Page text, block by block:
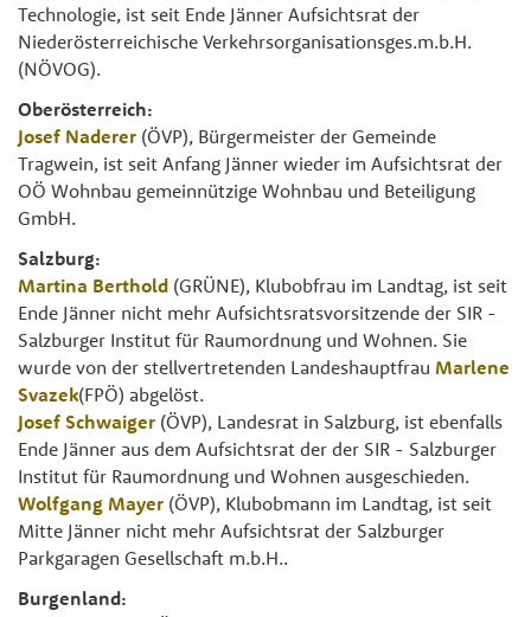
Technologie, ist seit Ende Jänner Aufsichtsrat der
Niederösterreichische Verkehrsorganisationsges.m.b.H.
(NÖVOG).
Oberösterreich:
Josef Naderer (ÖVP), Bürgermeister der Gemeinde
Tragwein, ist seit Anfang Jänner wieder im Aufsichtsrat der
OÖ Wohnbau gemeinnützige Wohnbau und Beteiligung
GmbH.
Salzburg:
Martina Berthold (GRÜNE), Klubobfrau im Landtag, ist seit
Ende Jänner nicht mehr Aufsichtsratsvorsitzende der SIR -
Salzburger Institut für Raumordnung und Wohnen. Sie
wurde von der stellvertretenden Landeshauptfrau Marlene
Svazek(FPÖ) abgelöst.
Josef Schwaiger (ÖVP), Landesrat in Salzburg, ist ebenfalls
Ende Jänner aus dem Aufsichtsrat der der SIR - Salzburger
Institut für Raumordnung und Wohnen ausgeschieden.
Wolfgang Mayer (ÖVP), Klubobmann im Landtag, ist seit
Mitte Jänner nicht mehr Aufsichtsrat der Salzburger
Parkgaragen Gesellschaft m.b.H..
Burgenland: